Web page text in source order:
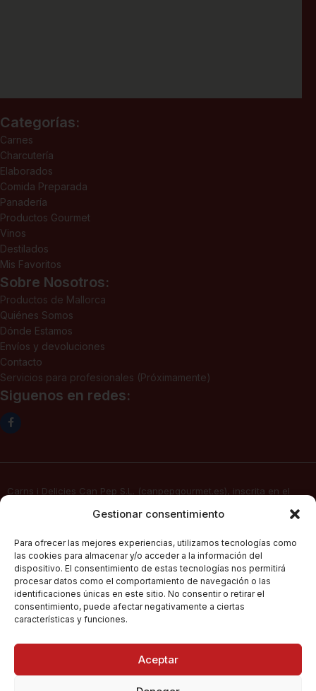
Gestionar consentimiento
Para ofrecer las mejores experiencias, utilizamos tecnologías como
las cookies para almacenar y/o acceder a la información del
dispositivo. El consentimiento de estas tecnologías nos permitirá
procesar datos como el comportamiento de navegación o las
identificaciones únicas en este sitio. No consentir o retirar el
consentimiento, puede afectar negativamente a ciertas
características y funciones.
Aceptar
Categorías:
Carnes
Charcutería
Elaborados
Comida Preparada
Panadería
Productos Gourmet
Vinos
Destilados
Mis Favoritos
Sobre Nosotros:
Productos de Mallorca
Quiénes Somos
Dónde Estamos
Envíos y devoluciones
Contacto
Servicios para profesionales (Próximamente)
Siguenos en redes:
Carns i Delicies Can Pep S.L. (canpepgourmet.es), inscrita en el
1ª, fecha 02/06/2025, con domicilio social en c/ Major Nº 115,
sus servicios de venta electrónica por Internet a través de su
página web canpepgourmet.es
Can Pep Gourmet2026.
Todos los derechos
reservados.
Política De Cookies